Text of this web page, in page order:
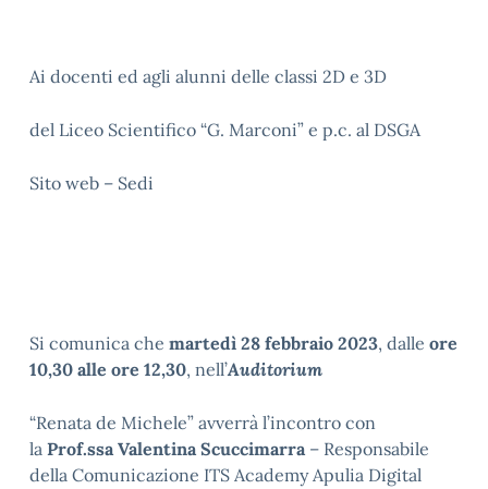
Ai docenti ed agli alunni delle classi 2D e 3D
del Liceo Scientifico “G. Marconi” e p.c. al DSGA
Sito web – Sedi
Si comunica che martedì 28 febbraio 2023, dalle ore
10,30 alle ore 12,30, nell’Auditorium
“Renata de Michele” avverrà l’incontro con
la Prof.ssa Valentina Scuccimarra – Responsabile
della Comunicazione ITS Academy Apulia Digital